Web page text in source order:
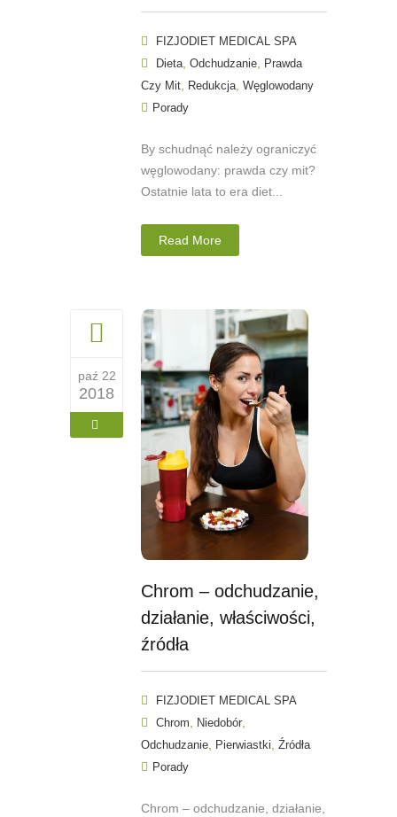
FIZJODIET MEDICAL SPA
Dieta Odchudzanie Prawda
Czy Mit Redukcja Węglowodany
Porady
By schudnąć należy ograniczyć
węglowodany: prawda czy mit?
Ostatnie lata to era diet...
Read More
paź 22
2018
Chrom – odchudzanie,
działanie, właściwości,
źródła
FIZJODIET MEDICAL SPA
Chrom
Niedobór
Odchudzanie Pierwiastki Źródła
Porady
Chrom – odchudzanie, działanie,